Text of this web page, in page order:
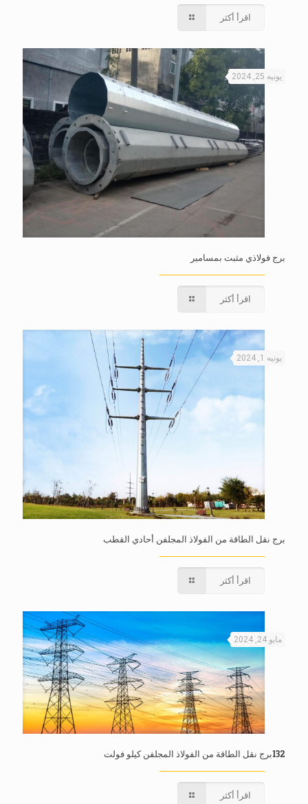
اقرأ أكثر
يونيه 25, 2024
برج فولاذي مثبت بمسامير
اقرأ أكثر
يونيه 1, 2024
برج نقل الطاقة من الفولاذ المجلفن أحادي القطب
اقرأ أكثر
مايو 24, 2024
132برج نقل الطاقة من الفولاذ المجلفن كيلو فولت
اقرأ أكثر